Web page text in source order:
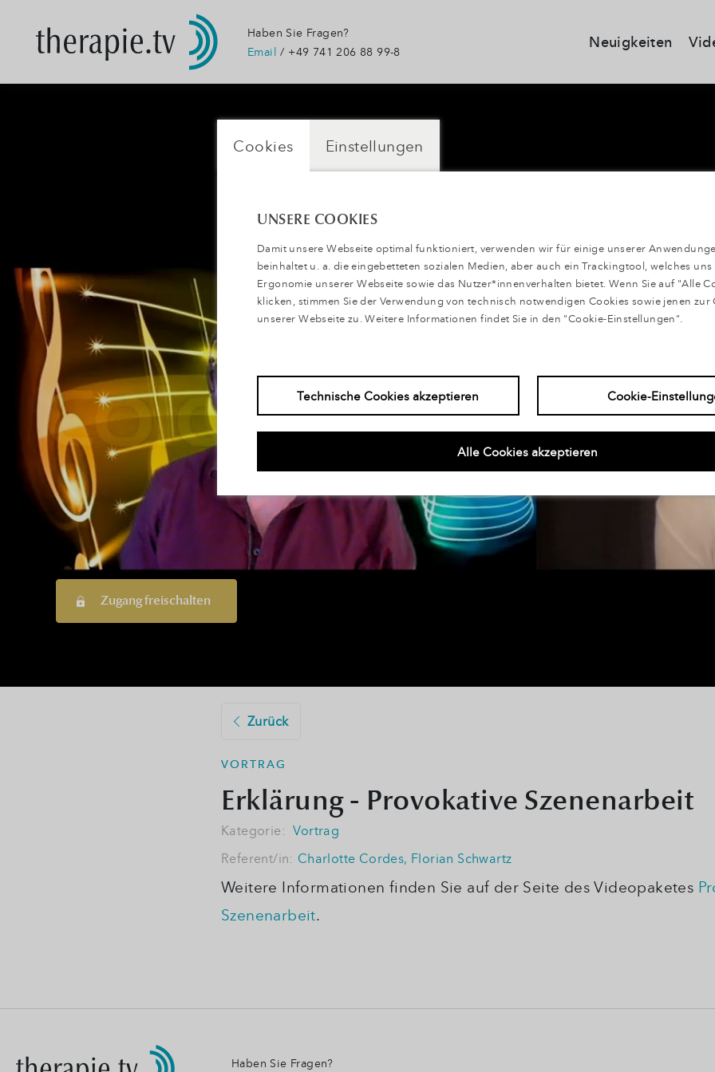
Haben Sie Fragen?
Email / +49 741 206 88 99-8 Neuigkeiten
Zugang freischalten
Zurück
VORTRAG
Erklärung - Provokative Szenenarbeit
Kategorie: Vortrag
Referent/in: Charlotte Cordes, Florian Schwartz
Weitere Informationen finden Sie auf der Seite des Videopaketes
Szenenarbeit.
Haben Sie Fragen?
Cookies Einstellungen
UNSERE COOKIES
Damit unsere Webseite optimal funktioniert, verwenden wir für einige unserer
beinhaltet u. a. die eingebetteten sozialen Medien, aber auch ein Trackingtool, welches
Ergonomie unserer Webseite sowie das Nutzer*innenverhalten bietet. Wenn Sie auf "Alle
klicken, stimmen Sie der Verwendung von technisch notwendigen Cookies sowie jenen
unserer Webseite zu. Weitere Informationen findet Sie in den "Cookie-Einstellungen".
Technische Cookies akzeptieren Cookie-
Alle Cookies akzeptieren